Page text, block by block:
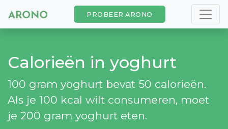
PROBEER ARONO
Calorieën in yoghurt
100 gram yoghurt bevat 50 calorieën.
Als je 100 kcal wilt consumeren, moet
je 200 gram yoghurt eten.